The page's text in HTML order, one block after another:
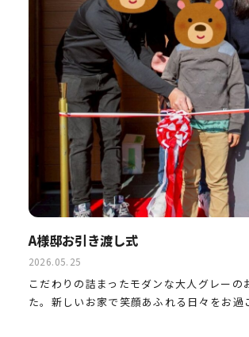
A様邸お引き渡し式
2026.05.25
こだわりの詰まったモダンな大人グレーの
た。新しいお家で笑顔あふれる日々をお